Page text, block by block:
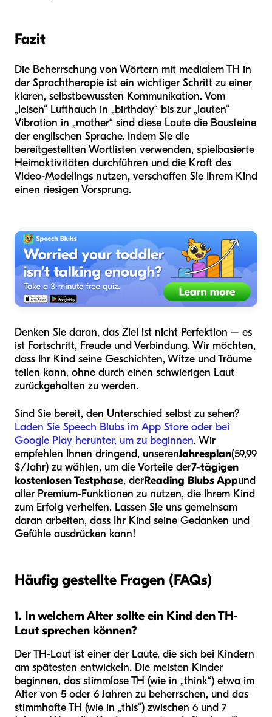
Fazit
Die Beherrschung von Wörtern mit medialem TH in
der Sprachtherapie ist ein wichtiger Schritt zu einer
klaren, selbstbewussten Kommunikation. Vom
„leisen“ Lufthauch in „birthday“ bis zur „lauten“
Vibration in „mother“ sind diese Laute die Bausteine
der englischen Sprache. Indem Sie die
bereitgestellten Wortlisten verwenden, spielbasierte
Heimaktivitäten durchführen und die Kraft des
Video-Modelings nutzen, verschaffen Sie Ihrem Kind
einen riesigen Vorsprung.
Denken Sie daran, das Ziel ist nicht Perfektion – es
ist Fortschritt, Freude und Verbindung. Wir möchten,
dass Ihr Kind seine Geschichten, Witze und Träume
teilen kann, ohne durch einen schwierigen Laut
zurückgehalten zu werden.
Sind Sie bereit, den Unterschied selbst zu sehen?
Laden Sie Speech Blubs im App Store oder bei
Google Play herunter, um zu beginnen. Wir
empfehlen Ihnen dringend, unserenJahresplan(59,99
$/Jahr) zu wählen, um die Vorteile der7-tägigen
kostenlosen Testphase, derReading Blubs Appund
aller Premium-Funktionen zu nutzen, die Ihrem Kind
zum Erfolg verhelfen. Lassen Sie uns gemeinsam
daran arbeiten, dass Ihr Kind seine Gedanken und
Gefühle ausdrücken kann!
Häufig gestellte Fragen (FAQs)
1. In welchem Alter sollte ein Kind den TH-
Laut sprechen können?
Der TH-Laut ist einer der Laute, die sich bei Kindern
am spätesten entwickeln. Die meisten Kinder
beginnen, das stimmlose TH (wie in „think“) etwa im
Alter von 5 oder 6 Jahren zu beherrschen, und das
stimmhafte TH (wie in „this“) zwischen 6 und 7